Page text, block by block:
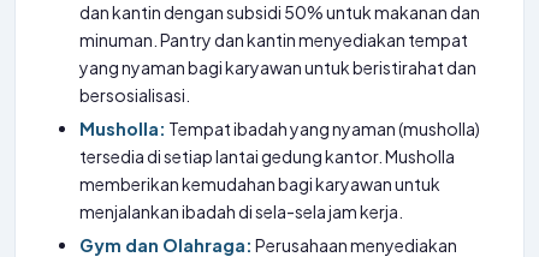
dan kantin dengan subsidi 50% untuk makanan dan
minuman. Pantry dan kantin menyediakan tempat
yang nyaman bagi karyawan untuk beristirahat dan
bersosialisasi.
Musholla: Tempat ibadah yang nyaman (musholla)
tersedia di setiap lantai gedung kantor. Musholla
memberikan kemudahan bagi karyawan untuk
menjalankan ibadah di sela-sela jam kerja.
Gym dan Olahraga: Perusahaan menyediakan